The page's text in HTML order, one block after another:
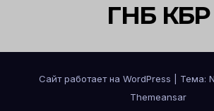
ГНБ КБР
Сайт работает на WordPress
Тема:
Themeansar